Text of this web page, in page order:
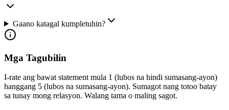
Gaano katagal kumpletuhin?
Mga Tagubilin
I-rate ang bawat statement mula 1 (lubos na hindi sumasang-ayon)
hanggang 5 (lubos na sumasang-ayon). Sumagot nang totoo batay
sa tunay mong relasyon. Walang tama o maling sagot.